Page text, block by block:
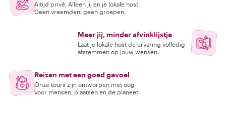
Altijd privé. Alleen jij en je lokale host.
Geen vreemden, geen groepen.
Meer jij, minder afvinklijstje
Laat je lokale host de ervaring volledig
afstemmen op jouw wensen.
Reizen met een goed gevoel
Onze tours zijn ontworpen met oog
voor mensen, plaatsen en de planeet.